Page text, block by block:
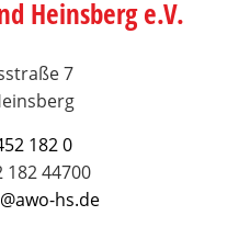
Heinsberg e.V.
7
182 0
182 44700
hs.de